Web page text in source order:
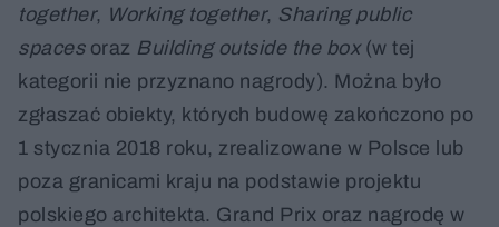
together, Working together, Sharing public
spacesoraz Building outside the box(w tej
kategorii nie przyznano nagrody). Można było
zgłaszać obiekty, których budowę zakończono po
1 stycznia 2018 roku, zrealizowane w Polsce lub
poza granicami kraju na podstawie projektu
polskiego architekta. Grand Prix oraz nagrodę w